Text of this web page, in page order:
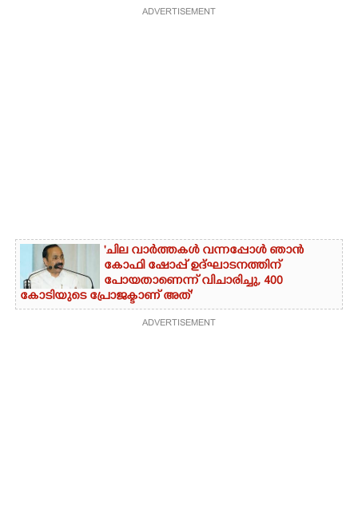
ADVERTISEMENT
'ചില വാർത്തകൾ വന്നപ്പോൾ ഞാൻ
കോഫി ഷോപ്പ് ഉദ്ഘാടനത്തിന്
പോയതാണെന്ന് വിചാരിച്ചു, 400
കോടിയുടെ പ്രോജക്ടാണ് അത്'
ADVERTISEMENT